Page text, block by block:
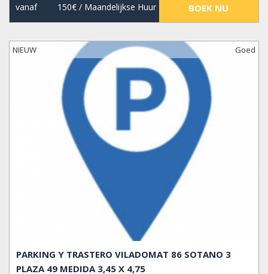
vanaf 150€/ Maandelijkse Huur BOEK NU
NIEUW Goed
PARKING Y TRASTERO VILADOMAT 86 SOTANO 3
PLAZA 49 MEDIDA 3,45 X 4,75